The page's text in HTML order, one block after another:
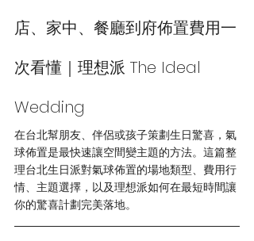
店、家中、餐廳到府佈置費用一
次看懂｜理想派 The Ideal
Wedding
在台北幫朋友、伴侶或孩子策劃生日驚喜，氣
球佈置是最快速讓空間變主題的方法。這篇整
理台北生日派對氣球佈置的場地類型、費用行
情、主題選擇，以及理想派如何在最短時間讓
你的驚喜計劃完美落地。